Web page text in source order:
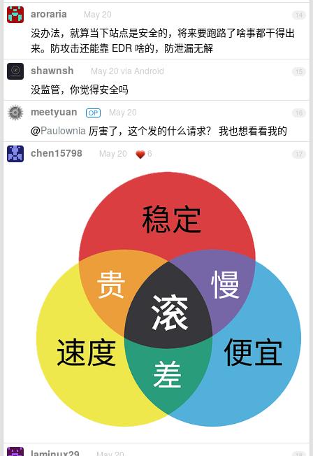
14
aroraria May 20
没办法，就算当下站点是安全的，将来要跑路了啥事都干得出
来。防攻击还能靠 EDR 啥的，防泄漏无解
15
shawnsh May 20 via Android
没监管，你觉得安全吗
16
meetyuan OP May 20
@Paulownia 厉害了，这个发的什么请求？ 我也想看看我的
17
chen15798 May 20 6